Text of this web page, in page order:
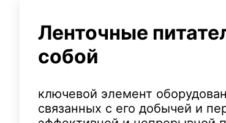
Ленточные
собой
ключевой элемент
связанных с его добычей и